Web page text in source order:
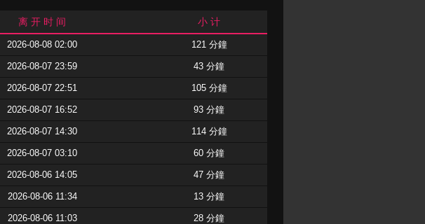
离 开 时 间 小 计
2026-08-08 02:00 121 分鐘
2026-08-07 23:59 43 分鐘
2026-08-07 22:51 105 分鐘
2026-08-07 16:52 93 分鐘
2026-08-07 14:30 114 分鐘
2026-08-07 03:10 60 分鐘
2026-08-06 14:05 47 分鐘
2026-08-06 11:34 13 分鐘
2026-08-06 11:03 28 分鐘